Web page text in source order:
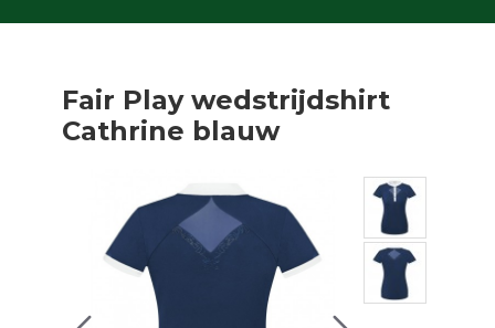
Fair Play wedstrijdshirt
Cathrine blauw